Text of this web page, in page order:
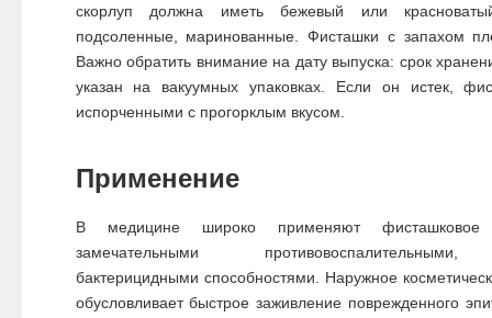
скорлуп должна иметь бежевый или
подсоленные, маринованные. Фисташки с запахом
Важно обратить внимание на дату выпуска: срок
указан на вакуумных упаковках. Если он истек,
испорченными с прогорклым вкусом.
Применение
В медицине широко применяют
замечательными
бактерицидными способностями. Наружное
обусловливает быстрое заживление поврежденного